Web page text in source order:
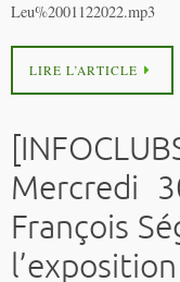
Leu%2001122022.mp3
LIRE L’ARTICLE
Mercredi
François